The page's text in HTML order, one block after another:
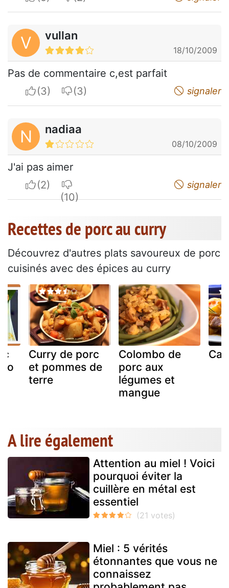
V vullan
18/10/2009
Pas de commentaire c,est parfait
I apreciateI do not appreciate signaler
N nadiaa
08/10/2009
J'ai pas aimer
I apreciate
signaler
Recettes de porc au curry
Découvrez d'autres plats savoureux de porc
cuisinés avec des épices au curry
Curry de porc
et pommes de
terre
Colombo de
porc aux
légumes et
mangue
A lire également
Attention au miel ! Voici
pourquoi éviter la
cuillère en métal est
essentiel
Miel : 5 vérités
étonnantes que vous ne
connaissez